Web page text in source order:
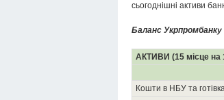
сьогоднішні активи
Баланс Укрпромбанку
АКТИВИ (15 місце на
Кошти в НБУ та